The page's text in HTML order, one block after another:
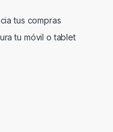
tus compras
tu móvil o tablet